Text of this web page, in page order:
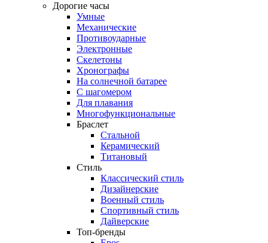
Дорогие часы
Умные
Механические
Противоударные
Электронные
Скелетоны
Хронографы
На солнечной батарее
С шагомером
Для плавания
Многофункциональные
Браслет
Стальной
Керамический
Титановый
Стиль
Классический стиль
Дизайнерские
Военный стиль
Спортивный стиль
Дайверские
Топ-бренды